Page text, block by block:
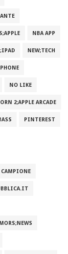
NBA APP
NEW;TECH
NO LIKE
2;APPLE ARCADE
PINTEREST
CAMPIONE